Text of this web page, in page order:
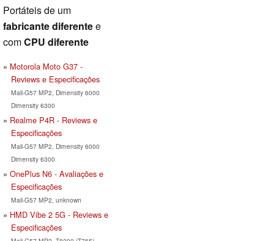
Portáteis de um
fabricante diferentee
comCPU diferente
Motorola Moto G37 -
Reviews e Especificações
Mali-G57 MP2, Dimensity 6000
Dimensity 6300
Realme P4R - Reviews e
Especificações
Mali-G57 MP2, Dimensity 6000
Dimensity 6300
OnePlus N6 - Avaliações e
Especificações
Mali-G57 MP2, unknown
HMD Vibe 2 5G - Reviews e
Especificações